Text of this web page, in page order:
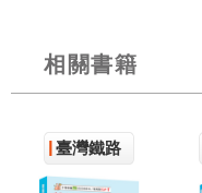
相關書籍
臺灣鐵路